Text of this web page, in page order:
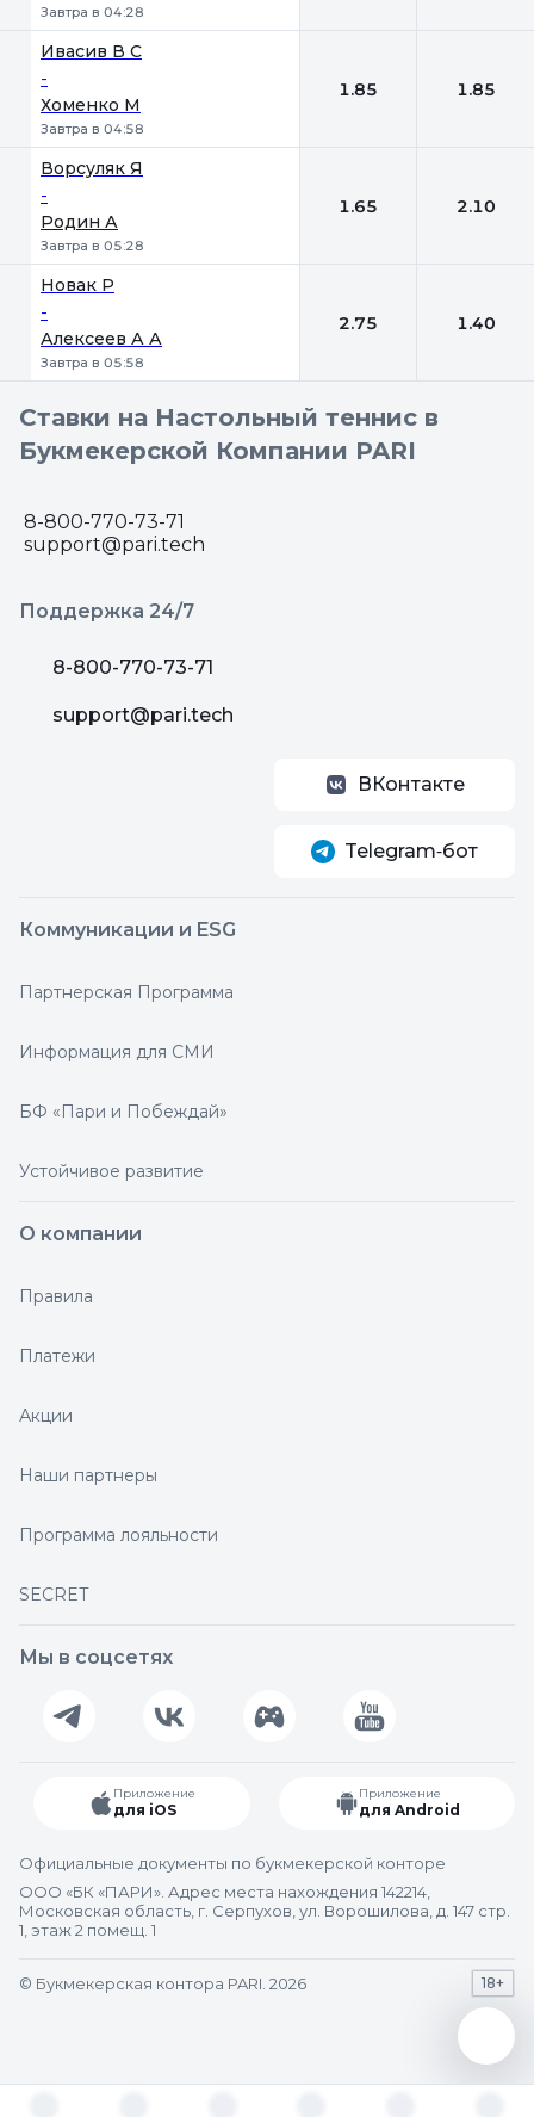
Завтра в 04:28
Ивасив В С
-
Хоменко М
Завтра в 04:58
1.85 1.85
Ворсуляк Я
-
Родин А
Завтра в 05:28
1.65 2.10
Новак Р
-
Алексеев А А
Завтра в 05:58
2.75 1.40
Ставки на Настольный теннис в
Букмекерской Компании PARI
8-800-770-73-71
support@pari.tech
Поддержка 24/7
8-800-770-73-71
support@pari.tech
ВКонтакте
Telegram‑бот
Коммуникации и ESG
Партнерская Программа
Информация для СМИ
БФ «Пари и Побеждай»
Устойчивое развитие
О компании
Правила
Платежи
Акции
Наши партнеры
Программа лояльности
SECRET
Мы в соцсетях
Приложение
для iOS
Приложение
для Android
Официальные документы по букмекерской конторе
ООО «БК «ПАРИ». Адрес места нахождения 142214,
Московская область, г. Серпухов, ул. Ворошилова, д. 147 стр.
1, этаж 2 помещ. 1
© Букмекерская контора PARI. 2026 18+